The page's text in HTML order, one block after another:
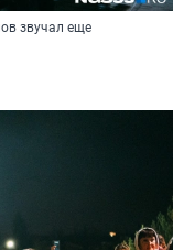
звучал еще